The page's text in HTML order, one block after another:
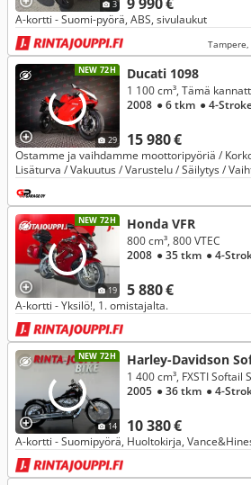
3
A-kortti - Suomi-pyörä, ABS, sivulaukut
NEW 72H
29
Ducati 1098
15 980 €
1 100 cm³, Tämä
2008 ● 6 tkm ● 4-
Ostamme ja vaihdamme moottoripyöriä /
Lisäturva / Vakuutus / Varustelu / Säilytys /
NEW 72H
19
Honda VFR
5 880 €
800 cm³, 800 VTEC
2008 ● 35 tkm ● 4-
A-kortti - Yksilö!, 1. omistajalta.
NEW 72H
14
Harley-Davidson
10 380 €
1 400 cm³, FXSTI Softail
2005 ● 36 tkm ● 4-
A-kortti - Suomipyörä, Huoltokirja,